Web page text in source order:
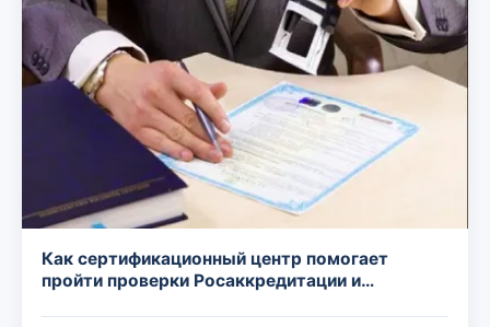
Как сертификационный центр помогает
пройти проверки Росаккредитации и